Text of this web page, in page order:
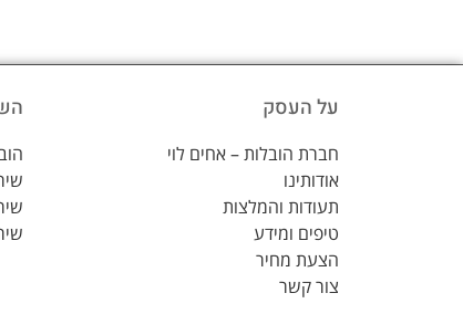
על העסק
חברת הובלות – אחים לוי
אודותינו
תעודות והמלצות
טיפים ומידע
הצעת מחיר
צור קשר